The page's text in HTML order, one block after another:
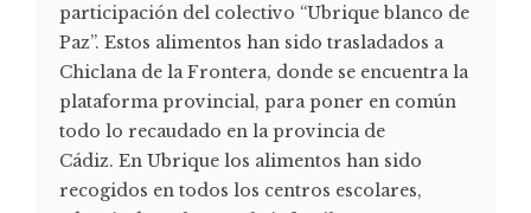
participación del colectivo “Ubrique blanco de
Paz”. Estos alimentos han sido trasladados a
Chiclana de la Frontera, donde se encuentra la
plataforma provincial, para poner en común
todo lo recaudado en la provincia de
Cádiz. En Ubrique los alimentos han sido
recogidos en todos los centros escolares,